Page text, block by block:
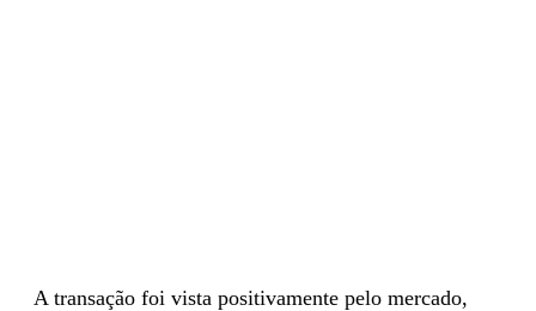
A transação foi vista positivamente pelo mercado,